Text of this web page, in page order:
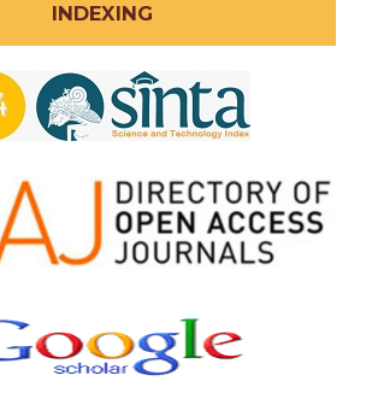
INDEXING